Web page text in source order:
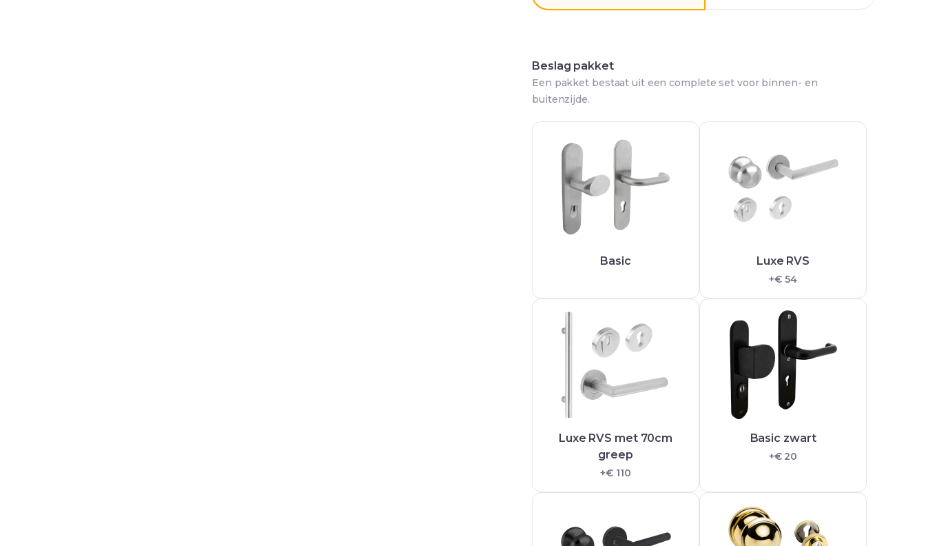
Beslag pakket
Een pakket bestaat uit een complete set voor binnen- en
buitenzijde.
Basic Luxe RVS
+€ 54
Luxe RVS met 70cm
greep
+€ 110
Basic zwart
+€ 20